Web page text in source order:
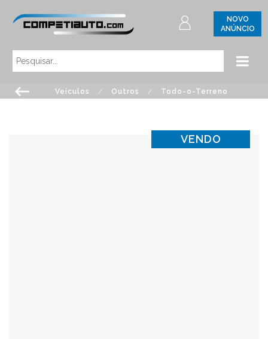
NOVO
ANÚNCIO
Veículos / Outros / Todo-o-Terreno
VENDO